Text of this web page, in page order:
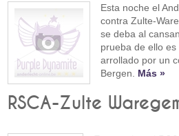
Esta noche el
contra Zulte-
se deba al
prueba de ello
arrollado por un
Bergen. Más »
RSCA-Zulte